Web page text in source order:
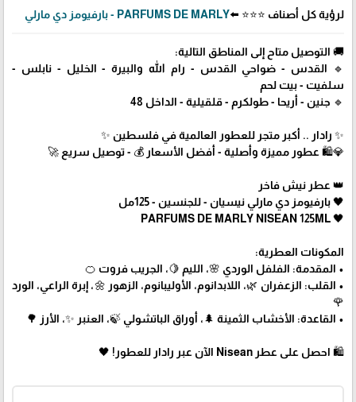
لرؤية كل أصناف ⭐⭐⭐ ⬅️PARFUMS DE MARLY - بارفيومز دي مارلي
🚚 التوصيل متاح إلى المناطق التالية:
🔹 القدس - ضواحي القدس - رام الله والبيرة - الخليل - نابلس -
سلفيت - بيت لحم
🔹 جنين - أريحا - طولكرم - قلقيلية - الداخل 48
✨ رادار .. أكبر متجر للعطور العالمية في فلسطين ✨
💎🛍️ عطور مميزة وأصلية - أفضل الأسعار 💰 - توصيل سريع 🚀
👑 عطر نيش فاخر
🖤 بارفيومز دي مارلي نيسيان - للجنسين - 125مل
🖤 PARFUMS DE MARLY NISEAN 125ML
المكونات العطرية:
• المقدمة: الفلفل الوردي 🌸، الليم 🍋، الجريب فروت 🍊
• القلب: الزعفران 🌿، اللابدانوم، الأوليبانوم، الزهور 🌼، إبرة الراعي، الورد
🌹
• القاعدة: الأخشاب الثمينة 🌲، أوراق الباتشولي 🍃، العنبر ✨، الأرز 🌳
🛍 احصل على عطر Nisean الآن عبر رادار للعطور! 🖤